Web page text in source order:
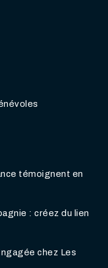
témoignent en
: créez du lien
chez Les